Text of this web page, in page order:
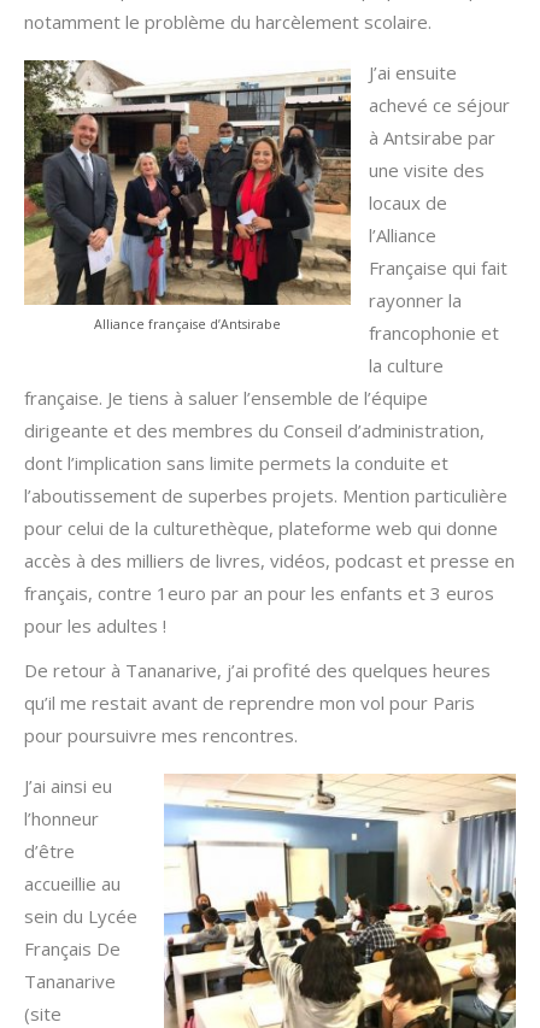
notamment le problème du harcèlement scolaire.
Alliance française d’Antsirabe
J’ai ensuite
achevé ce séjour
à Antsirabe par
une visite des
locaux de
l’Alliance
Française qui fait
rayonner la
francophonie et
la culture
française. Je tiens à saluer l’ensemble de l’équipe
dirigeante et des membres du Conseil d’administration,
dont l’implication sans limite permets la conduite et
l’aboutissement de superbes projets. Mention particulière
pour celui de la culturethèque, plateforme web qui donne
accès à des milliers de livres, vidéos, podcast et presse en
français, contre 1euro par an pour les enfants et 3 euros
pour les adultes !
De retour à Tananarive, j’ai profité des quelques heures
qu’il me restait avant de reprendre mon vol pour Paris
pour poursuivre mes rencontres.
J’ai ainsi eu
l’honneur
d’être
accueillie au
sein du Lycée
Français De
Tananarive
(site